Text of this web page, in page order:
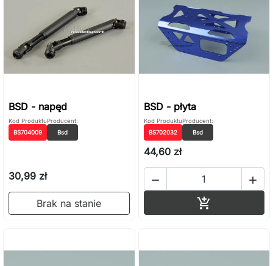
BSD - napęd
Kod Produktu
BS704009
Producent:
Bsd
30,99 zł
Brak na stanie
BSD - płyta
Kod Produktu
BS702032
Producent:
Bsd
44,60 zł
 
